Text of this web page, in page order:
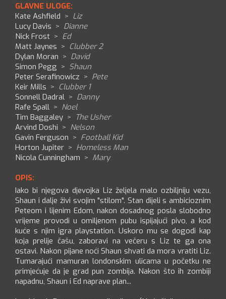
GLAVNE ULOGE:
Kate Ashfield > Liz
Lucy Davis > Dianne
Nick Frost > Ed
Matt Jaynes > Clubber 2
Dylan Moran > David
Simon Pegg > Shaun
Peter Serafinowicz > Pete
Keir Mills > Clubber 1
Sonnell Dadral > Danny
Rafe Spall > Noel
Tim Baggaley > The Usher
Arvind Doshi > Nelson
Gavin Ferguson > Football Kid
Horton Jupiter > Homeless Man
Nicola Cunningham > Mary
OPIS:
Iako bi njegova djevojka Liz željela malo ozbiljniju vezu,
Shaun i dalje živi svojim "stilom". Stan dijeli s ambicioznim
Peteom i lijenim Edom, nakon dosadnog posla slobodno
vrijeme provodi u omiljenom pubu ispijajući pivo, a kod
kuće s njim igra playstation. Uskoro mu se dogodi kap
koja prelije čašu, zaboravi na večeru s Liz te ga ona
ostavi. Nakon pijane noći Shaun shvati da mora vratiti Liz.
Tumarajući mamuran londonskim ulicama u početku ne
primjećuje da je grad pun zombija. Nakon što ih zombiji
napadnu, Shaun i Ed naprave plan...